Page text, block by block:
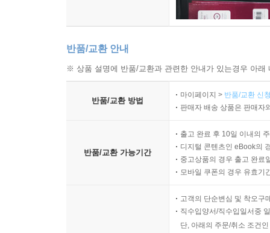
반품/교환 안내
※ 상품 설명에 반품/교환과 관련한 안내가 있는경우 아
반품/교환 방법
마이페이지 > 반품/교환 신
판매자 배송 상품은 판매자
반품/교환 가능기간
출고 완료 후 10일 이내의
디지털 콘텐츠인 eBook의
중고상품의 경우 출고 완료
모바일 쿠폰의 경우 유효기
고객의 단순변심 및 착오구
직수입양서/직수입일서중
단, 아래의 주문/취소 조건